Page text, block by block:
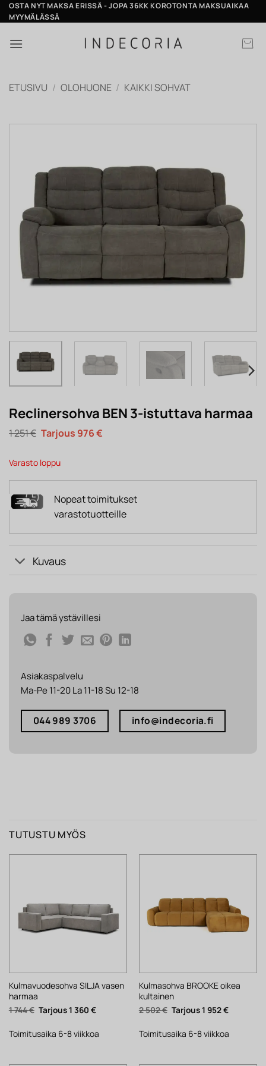
Skip
to
OSTA NYT MAKSA ERISSÄ - JOPA 36KK KOROTONTA MAKSUAIKAA
MYYMÄLÄSSÄ
ETUSIVU / OLOHUONE / KAIKKI SOHVAT
Reclinersohva BEN 3-istuttava harmaa
1 251€ Alkuperäinen
hinta
1
251 €.
976€Nykyinen
Varasto loppu
Nopeat toimitukset
varastotuotteille
Kuvaus
Jaa tämä ystävillesi
Asiakaspalvelu
Ma-Pe 11-20 La 11-18 Su 12-18
044 989 3706 info@indecoria.fi
TUTUSTU MYÖS
Kulmavuodesohva SILJA vasen
harmaa
1 744€ Alkuperäinen
hinta
1
744 €.
1 360 €Nykyinen
1
360 €.
Toimitusaika 6-8 viikkoa
Kulmasohva BROOKE oikea
kultainen
2 502€ Alkuperäinen
hinta
2
502 €.
1 952€Nykyinen
1
Toimitusaika 6-8 viikkoa